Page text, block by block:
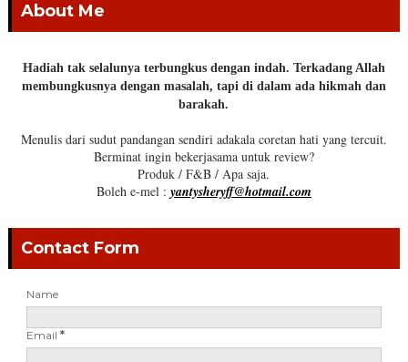
About Me
Hadiah tak selalunya terbungkus dengan indah. Terkadang Allah
membungkusnya dengan masalah, tapi di dalam ada hikmah dan
barakah.
Menulis dari sudut pandangan sendiri adakala coretan hati yang tercuit.
Berminat ingin bekerjasama untuk review?
Produk / F&B / Apa saja.
Boleh e-mel : yantysheryff@hotmail.com
Contact Form
Name
Email *